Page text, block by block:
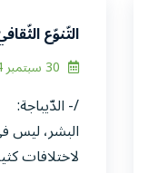
التّنوّع
/-
البشر، ليس
لاختلافات